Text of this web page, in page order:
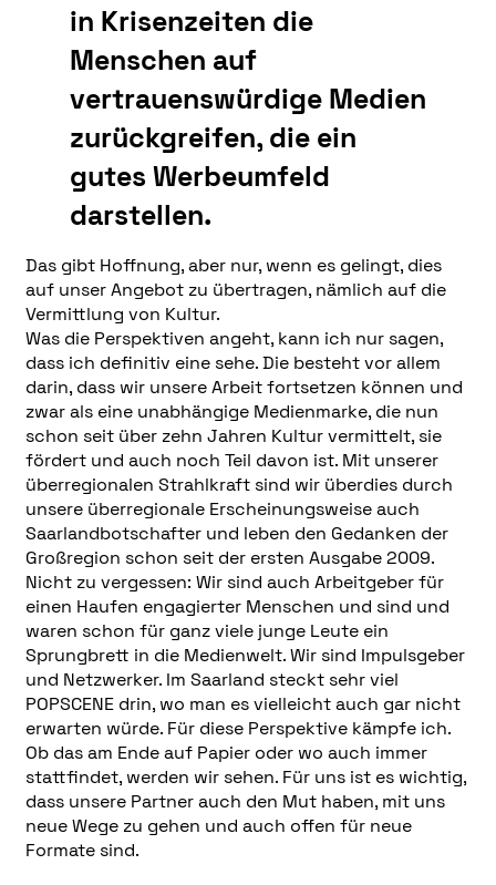
in Krisenzeiten die
Menschen auf
vertrauenswürdige Medien
zurückgreifen, die ein
gutes Werbeumfeld
darstellen.
Das gibt Hoffnung, aber nur, wenn es gelingt, dies
auf unser Angebot zu übertragen, nämlich auf die
Vermittlung von Kultur.
Was die Perspektiven angeht, kann ich nur sagen,
dass ich definitiv eine sehe. Die besteht vor allem
darin, dass wir unsere Arbeit fortsetzen können und
zwar als eine unabhängige Medienmarke, die nun
schon seit über zehn Jahren Kultur vermittelt, sie
fördert und auch noch Teil davon ist. Mit unserer
überregionalen Strahlkraft sind wir überdies durch
unsere überregionale Erscheinungsweise auch
Saarlandbotschafter und leben den Gedanken der
Großregion schon seit der ersten Ausgabe 2009.
Nicht zu vergessen: Wir sind auch Arbeitgeber für
einen Haufen engagierter Menschen und sind und
waren schon für ganz viele junge Leute ein
Sprungbrett in die Medienwelt. Wir sind Impulsgeber
und Netzwerker. Im Saarland steckt sehr viel
POPSCENE drin, wo man es vielleicht auch gar nicht
erwarten würde. Für diese Perspektive kämpfe ich.
Ob das am Ende auf Papier oder wo auch immer
stattfindet, werden wir sehen. Für uns ist es wichtig,
dass unsere Partner auch den Mut haben, mit uns
neue Wege zu gehen und auch offen für neue
Formate sind.